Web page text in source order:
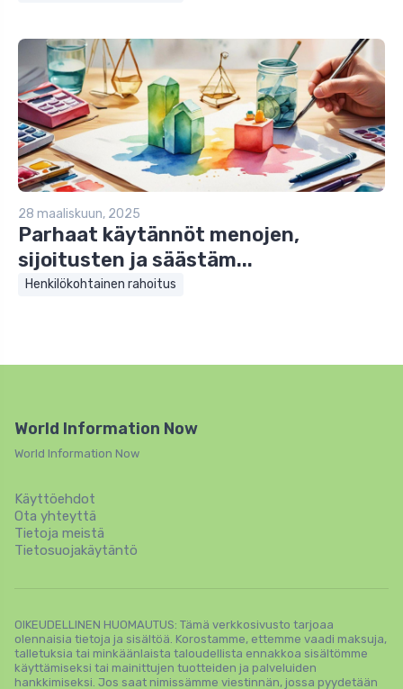
28 maaliskuun, 2025
Parhaat käytännöt menojen,
sijoitusten ja säästäm...
Henkilökohtainen rahoitus
World Information Now
World Information Now
Käyttöehdot
Ota yhteyttä
Tietoja meistä
Tietosuojakäytäntö
OIKEUDELLINEN HUOMAUTUS: Tämä verkkosivusto tarjoaa
olennaisia ​​tietoja ja sisältöä. Korostamme, ettemme vaadi maksuja,
talletuksia tai minkäänlaista taloudellista ennakkoa sisältömme
käyttämiseksi tai mainittujen tuotteiden ja palveluiden
hankkimiseksi. Jos saat nimissämme viestinnän, jossa pyydetään